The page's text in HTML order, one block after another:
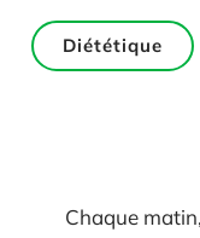
Diététique
Chaque